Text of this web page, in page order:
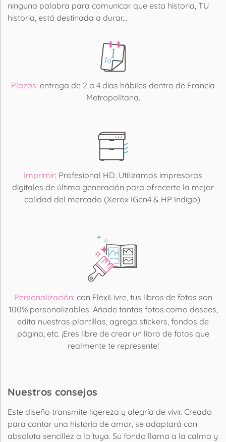
ninguna palabra para comunicar que esta historia, TU
historia, está destinada a durar...
Plazos: entrega de 2 a 4 días hábiles dentro de Francia
Metropolitana.
Imprimir: Profesional HD. Utilizamos impresoras
digitales de última generación para ofrecerte la mejor
calidad del mercado (Xerox IGen4 & HP Indigo).
Personalización: con FlexiLivre, tus libros de fotos son
100% personalizables. Añade tantas fotos como desees,
edita nuestras plantillas, agrega stickers, fondos de
página, etc. ¡Eres libre de crear un libro de fotos que
realmente te represente!
Nuestros consejos
Este diseño transmite ligereza y alegría de vivir. Creado
para contar una historia de amor, se adaptará con
absoluta sencillez a la tuya. Su fondo llama a la calma y